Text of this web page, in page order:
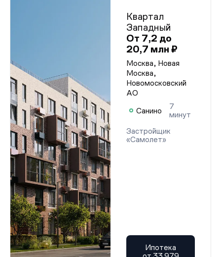
Проектная декларация от 04.06.2025 г.
Проектная декларация от 04.06.2025 г.
Проектная декларация от 04.06.2025 г.
Проектная декларация от 04.06.2025 г.
Проектная декларация от 04.06.2025 г.
Проектная декларация от 04.06.2025 г.
Проектная декларация от 04.06.2025 г.
Проектная декларация от 04.06.2025 г.
Проектная декларация от 04.06.2025 г.
Проектная декларация от 04.06.2025 г.
Проектная декларация от 04.06.2025 г.
Проектная декларация от 04.06.2025 г.
Проектная декларация от 04.06.2025 г.
Проектная декларация от 04.06.2025 г.
Проектная декларация от 04.06.2025 г.
Проектная декларация от 04.06.2025 г.
Проектная декларация от 04.06.2025 г.
Проектная декларация от 04.06.2025 г.
Проектная декларация от 04.06.2025 г.
Проектная декларация от 04.06.2025 г.
Проектная декларация от 04.06.2025 г.
Проектная декларация от 04.06.2025 г.
Проектная декларация от 04.06.2025 г.
Проектная декларация от 04.06.2025 г.
Проектная декларация от 04.06.2025 г.
Проектная декларация от 04.06.2025 г.
Проектная декларация от 04.06.2025 г.
Проектная декларация от 04.06.2025 г.
Проектная декларация от 04.06.2025 г.
Квартал
Западный
От 7,2 до
20,7 млн ₽
Москва, Новая
Москва,
Новомосковский
АО
Санино
7
минут
Застройщик
«Самолет»
Ипотека